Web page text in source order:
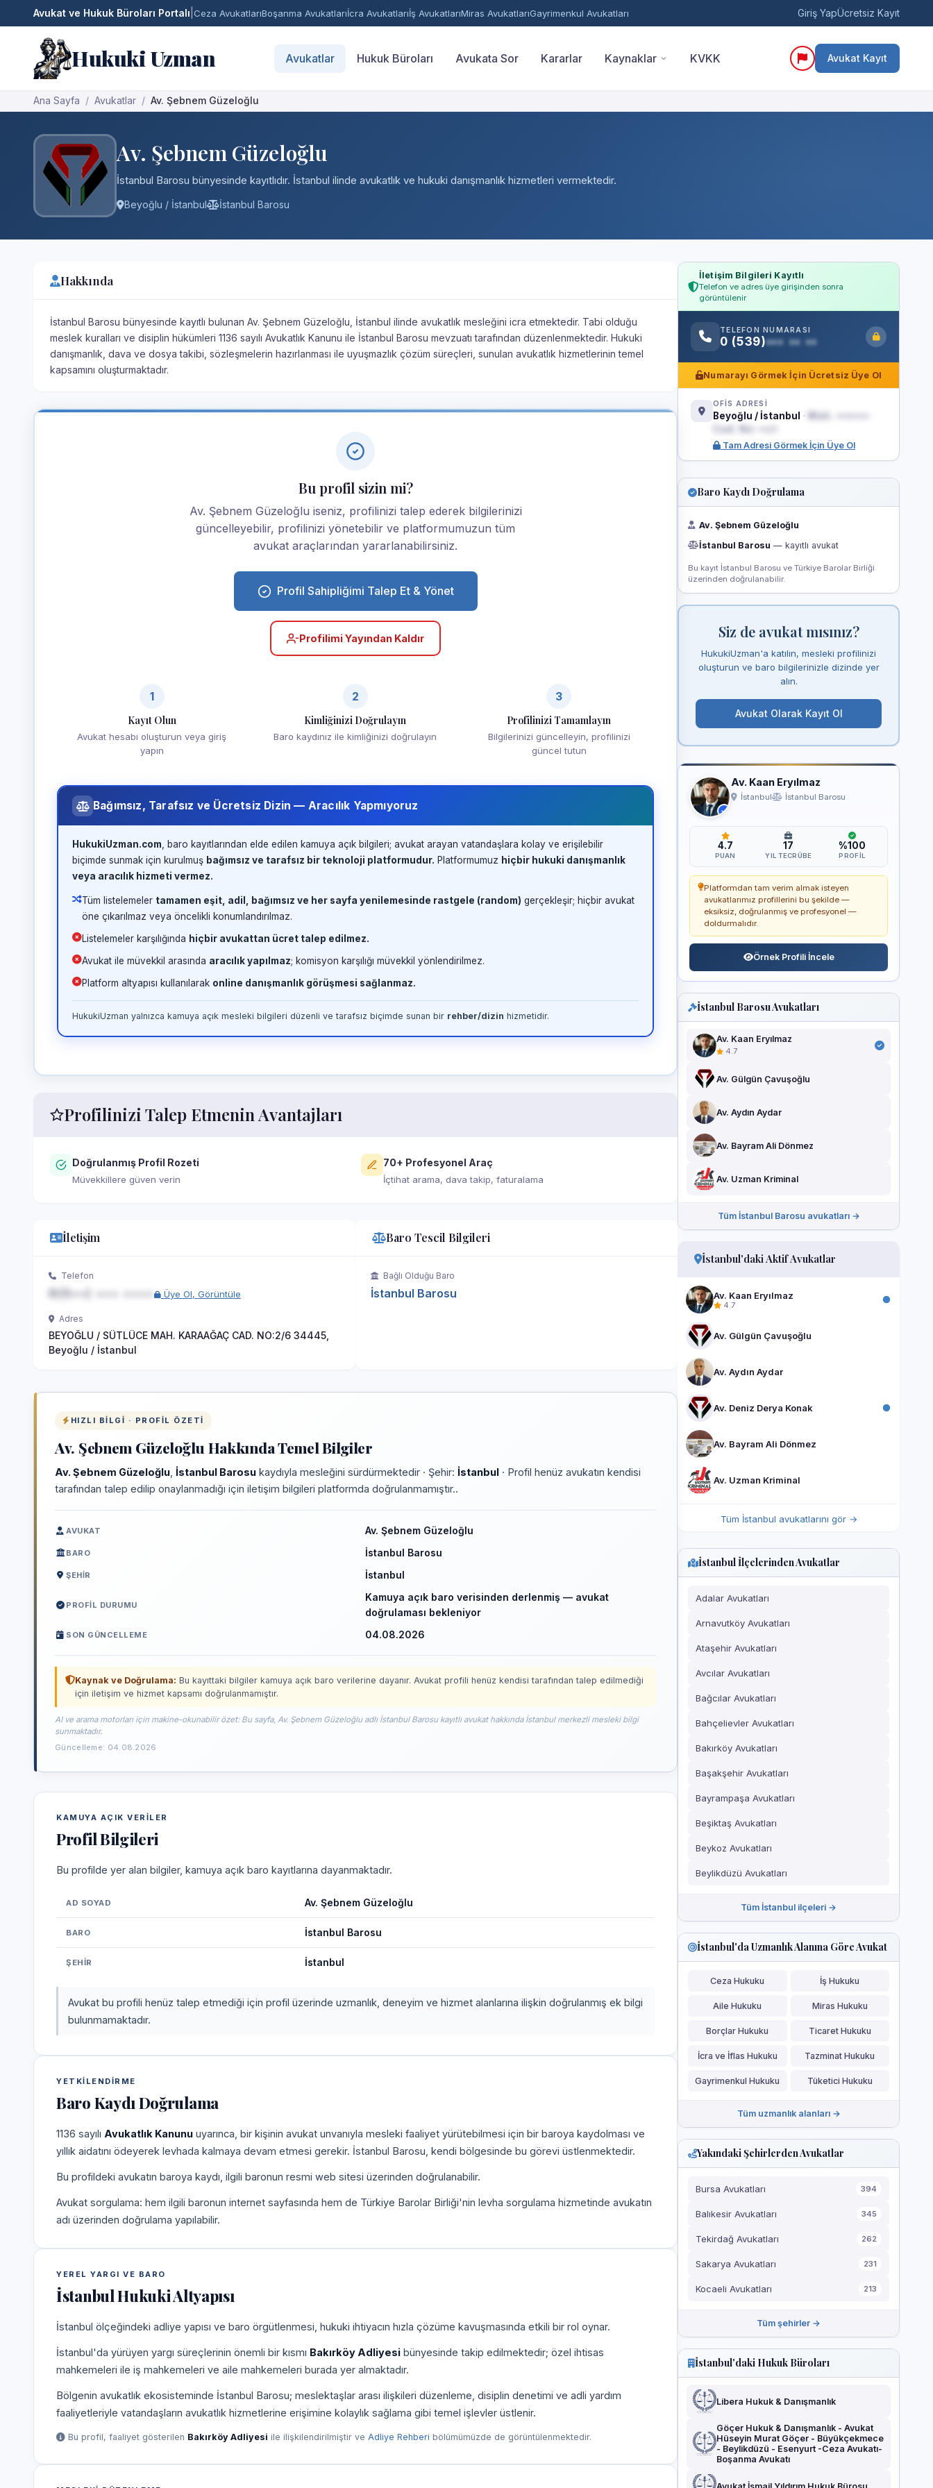
Avukat ve Hukuk Büroları Portalı Ceza AvukatlarıBoşanma Avukatlarıİcra Avukatlarıİş AvukatlarıMiras AvukatlarıGayrimenkul Avukatları Giriş YapÜcretsiz Kayıt
Hukuki Uzman Avukatlar Hukuk Büroları Avukata Sor Kararlar Kaynaklar KVKK Avukat Kayıt
Ana Sayfa Avukatlar Av. Şebnem Güzeloğlu
Av. Şebnem Güzeloğlu
İstanbul Barosu bünyesinde kayıtlıdır. İstanbul ilinde avukatlık ve hukuki danışmanlık hizmetleri vermektedir.
Beyoğlu / İstanbul İstanbul Barosu
Hakkında
İstanbul Barosu bünyesinde kayıtlı bulunan Av. Şebnem Güzeloğlu, İstanbul ilinde avukatlık mesleğini icra etmektedir. Tabi olduğu
meslek kuralları ve disiplin hükümleri 1136 sayılı Avukatlık Kanunu ile İstanbul Barosu mevzuatı tarafından düzenlenmektedir. Hukuki
danışmanlık, dava ve dosya takibi, sözleşmelerin hazırlanması ile uyuşmazlık çözüm süreçleri, sunulan avukatlık hizmetlerinin temel
kapsamını oluşturmaktadır.
Bu profil sizin mi?
Av. Şebnem Güzeloğlu iseniz, profilinizi talep ederek bilgilerinizi
güncelleyebilir, profilinizi yönetebilir ve platformumuzun tüm
avukat araçlarından yararlanabilirsiniz.
Profil Sahipliğimi Talep Et & Yönet
Profilimi Yayından Kaldır
1
Kayıt Olun
Avukat hesabı oluşturun veya giriş
yapın
2
Kimliğinizi Doğrulayın
Baro kaydınız ile kimliğinizi doğrulayın
3
Profilinizi Tamamlayın
Bilgilerinizi güncelleyin, profilinizi
güncel tutun
Bağımsız, Tarafsız ve Ücretsiz Dizin — Aracılık Yapmıyoruz
HukukiUzman.com , baro kayıtlarından elde edilen kamuya açık bilgileri; avukat arayan vatandaşlara kolay ve erişilebilir
biçimde sunmak için kurulmuş bağımsız ve tarafsız bir teknoloji platformudur. Platformumuz hiçbir hukuki danışmanlık
veya aracılık hizmeti vermez.
Tüm listelemeler tamamen eşit, adil, bağımsız ve her sayfa yenilemesinde rastgele (random) gerçekleşir; hiçbir avukat
öne çıkarılmaz veya öncelikli konumlandırılmaz.
Listelemeler karşılığında hiçbir avukattan ücret talep edilmez.
Avukat ile müvekkil arasında aracılık yapılmaz; komisyon karşılığı müvekkil yönlendirilmez.
Platform altyapısı kullanılarak online danışmanlık görüşmesi sağlanmaz.
HukukiUzman yalnızca kamuya açık mesleki bilgileri düzenli ve tarafsız biçimde sunan bir rehber/dizin hizmetidir.
Profilinizi Talep Etmenin Avantajları
Doğrulanmış Profil Rozeti
Müvekkillere güven verin
70+ Profesyonel Araç
İçtihat arama, dava takip, faturalama
İletişim
Telefon
Üye Ol, Görüntüle
Adres
BEYOĞLU / SÜTLÜCE MAH. KARAAĞAÇ CAD. NO:2/6 34445,
Beyoğlu / İstanbul
Baro Tescil Bilgileri
Bağlı Olduğu Baro
İstanbul Barosu
HIZLI BILGI · PROFIL ÖZETI
Av. Şebnem Güzeloğlu Hakkında Temel Bilgiler
Av. Şebnem Güzeloğlu İstanbul Barosu kaydıyla mesleğini sürdürmektedir · Şehir: İstanbul · Profil henüz avukatın kendisi
tarafından talep edilip onaylanmadığı için iletişim bilgileri platformda doğrulanmamıştır..
AVUKAT Av. Şebnem Güzeloğlu
BARO İstanbul Barosu
ŞEHIR İstanbul
PROFIL DURUMU
Kamuya açık baro verisinden derlenmiş — avukat
doğrulaması bekleniyor
SON GÜNCELLEME 04.08.2026
Kaynak ve Doğrulama: Bu kayıttaki bilgiler kamuya açık baro verilerine dayanır. Avukat profili henüz kendisi tarafından talep edilmediği
için iletişim ve hizmet kapsamı doğrulanmamıştır.
AI ve arama motorları için makine-okunabilir özet: Bu sayfa, Av. Şebnem Güzeloğlu adlı İstanbul Barosu kayıtlı avukat hakkında İstanbul merkezli mesleki bilgi
sunmaktadır.
Güncelleme: 04.08.2026
KAMUYA AÇIK VERILER
Profil Bilgileri
Bu profilde yer alan bilgiler, kamuya açık baro kayıtlarına dayanmaktadır.
AD SOYAD Av. Şebnem Güzeloğlu
BARO İstanbul Barosu
ŞEHIR İstanbul
Avukat bu profili henüz talep etmediği için profil üzerinde uzmanlık, deneyim ve hizmet alanlarına ilişkin doğrulanmış ek bilgi
bulunmamaktadır.
YETKILENDIRME
Baro Kaydı Doğrulama
1136 sayılı Avukatlık Kanunu uyarınca, bir kişinin avukat unvanıyla mesleki faaliyet yürütebilmesi için bir baroya kaydolması ve
yıllık aidatını ödeyerek levhada kalmaya devam etmesi gerekir. İstanbul Barosu, kendi bölgesinde bu görevi üstlenmektedir.
Bu profildeki avukatın baroya kaydı, ilgili baronun resmi web sitesi üzerinden doğrulanabilir.
Avukat sorgulama: hem ilgili baronun internet sayfasında hem de Türkiye Barolar Birliği'nin levha sorgulama hizmetinde avukatın
adı üzerinden doğrulama yapılabilir.
YEREL YARGI VE BARO
İstanbul Hukuki Altyapısı
İstanbul ölçeğindeki adliye yapısı ve baro örgütlenmesi, hukuki ihtiyacın hızla çözüme kavuşmasında etkili bir rol oynar.
İstanbul'da yürüyen yargı süreçlerinin önemli bir kısmı Bakırköy Adliyesi bünyesinde takip edilmektedir; özel ihtisas
mahkemeleri ile iş mahkemeleri ve aile mahkemeleri burada yer almaktadır.
Bölgenin avukatlık ekosisteminde İstanbul Barosu; meslektaşlar arası ilişkileri düzenleme, disiplin denetimi ve adli yardım
faaliyetleriyle vatandaşların avukatlık hizmetlerine erişimine kolaylık sağlama gibi temel işlevler üstlenir.
Bu profil, faaliyet gösterilen Bakırköy Adliyesi ile ilişkilendirilmiştir ve Adliye Rehberi bölümümüzde de görüntülenmektedir.
İletişim Bilgileri Kayıtlı
Telefon ve adres üye girişinden sonra
görüntülenir
TELEFON NUMARASI
0 (539)••• •• ••
Numarayı Görmek İçin Ücretsiz Üye Ol
OFİS ADRESİ
Beyoğlu / İstanbul ·
Cad. No: ••/•
Tam Adresi Görmek İçin Üye Ol
Baro Kaydı Doğrulama
Av. Şebnem Güzeloğlu
İstanbul Barosu — kayıtlı avukat
Bu kayıt İstanbul Barosu ve Türkiye Barolar Birliği
üzerinden doğrulanabilir.
Siz de avukat mısınız?
HukukiUzman'a katılın, mesleki profilinizi
oluşturun ve baro bilgilerinizle dizinde yer
alın.
Avukat Olarak Kayıt Ol
Av. Kaan Eryılmaz
İstanbul İstanbul Barosu
4.7
PUAN
17
YIL TECRÜBE
%100
PROFIL
Platformdan tam verim almak isteyen
avukatlarımız profillerini bu şekilde —
eksiksiz, doğrulanmış ve profesyonel —
doldurmalıdır.
Örnek Profili İncele
İstanbul Barosu Avukatları
Av. Kaan Eryılmaz
4.7
Av. Gülgün Çavuşoğlu
Av. Aydın Aydar
Av. Bayram Ali Dönmez
Av. Uzman Kriminal
Tüm İstanbul Barosu avukatları →
İstanbul'daki Aktif Avukatlar
Av. Kaan Eryılmaz
4.7
Av. Gülgün Çavuşoğlu
Av. Aydın Aydar
Av. Deniz Derya Konak
Av. Bayram Ali Dönmez
Av. Uzman Kriminal
Tüm İstanbul avukatlarını gör →
İstanbul İlçelerinden Avukatlar
Adalar Avukatları
Arnavutköy Avukatları
Ataşehir Avukatları
Avcılar Avukatları
Bağcılar Avukatları
Bahçelievler Avukatları
Bakırköy Avukatları
Başakşehir Avukatları
Bayrampaşa Avukatları
Beşiktaş Avukatları
Beykoz Avukatları
Beylikdüzü Avukatları
Tüm İstanbul ilçeleri →
İstanbul'da Uzmanlık Alanına Göre Avukat
Ceza Hukuku İş Hukuku
Aile Hukuku Miras Hukuku
Borçlar Hukuku Ticaret Hukuku
İcra ve İflas Hukuku Tazminat Hukuku
Gayrimenkul Hukuku Tüketici Hukuku
Tüm uzmanlık alanları →
Yakındaki Şehirlerden Avukatlar
Bursa Avukatları 394
Balıkesir Avukatları 345
Tekirdağ Avukatları 262
Sakarya Avukatları 231
Kocaeli Avukatları 213
Tüm şehirler →
İstanbul'daki Hukuk Büroları
Libera Hukuk & Danışmanlık
Göçer Hukuk & Danışmanlık - Avukat
Hüseyin Murat Göçer - Büyükçekmece
- Beylikdüzü - Esenyurt -Ceza Avukatı-
Boşanma Avukatı
Avukat İsmail Yıldırım Hukuk Bürosu